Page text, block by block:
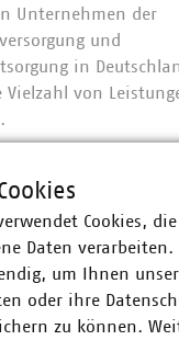
Unternehmen der
und
in
Vielzahl von
MEHR ANZEIGEN
ist eines der größten
in Deutschland
Cookies, die
Daten verarbeiten.
um Ihnen
oder ihre
zu können.